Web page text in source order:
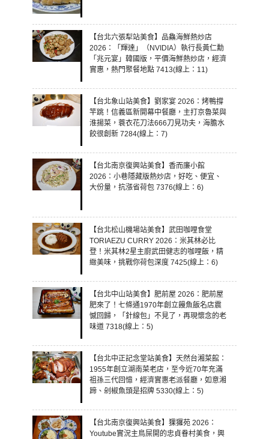
【台北六張犁站美食】品鱻海鮮熱炒店
2026：「輝達」（NVIDIA）執行長黃仁勳
「兆元宴」韓國版，平價海鮮熱炒店，經濟
實惠，熱門聚餐地點 7413(線上：11)
【台北象山站美食】劉家宴 2026：烤鴨撐
竿跳！信義區新開幕中餐廳，主打京魯菜與
淮揚菜，蓑衣花刀法666刀見功夫，海膽水
餃很創新 7284(線上：7)
【台北南京復興站美食】香而廉小館
2026：小巷隱藏版熱炒店，好吃、便宜、
大份量，抗漲省荷包 7376(線上：6)
【台北松山機場站美食】武田咖哩食堂
TORIAEZU CURRY 2026：米其林必比
登！米其林2星主廚武田健志的咖哩飯，精
緻美味，挑戰你荷包深度 7425(線上：6)
【台北中山站美食】肥前屋 2026：肥前屋
肥來了！七條通1970年創立饅魚飯名店震
憾回歸，「針線包」不見了，再現懷念的老
味道 7318(線上：5)
【台北中正記念堂站美食】天然台湘菜館：
1955年創立湖南菜老店，至今近70年充滿
祖孫三代回憶，經濟實惠老派餐廳，如意湘
蹄、剁椒魚頭是招牌 5330(線上：5)
【台北南京復興站美食】猓玀苑 2026：
Youtube實況主鳥屎開的忠貞眷村美食，興